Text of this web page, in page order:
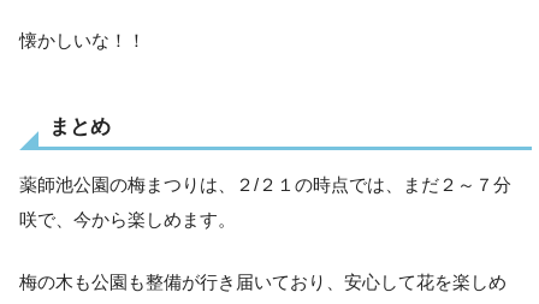
懐かしいな！！
まとめ
薬師池公園の梅まつりは、２/２１の時点では、まだ２～７分
咲で、今から楽しめます。
梅の木も公園も整備が行き届いており、安心して花を楽しめ